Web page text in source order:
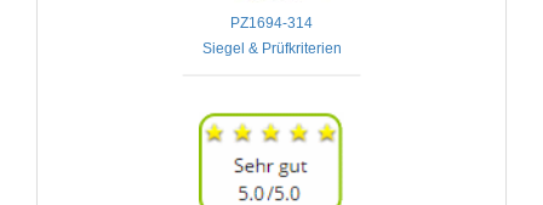
PZ1694-314